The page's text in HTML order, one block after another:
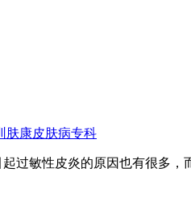
肤康皮肤病专科
过敏性皮炎的原因也有很多